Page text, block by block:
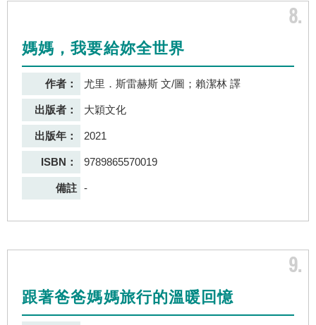
8
媽媽，我要給妳全世界
作者： 尤里．斯雷赫斯 文/圖；賴潔林 譯
出版者： 大穎文化
出版年： 2021
ISBN： 9789865570019
備註 -
9
跟著爸爸媽媽旅行的溫暖回憶